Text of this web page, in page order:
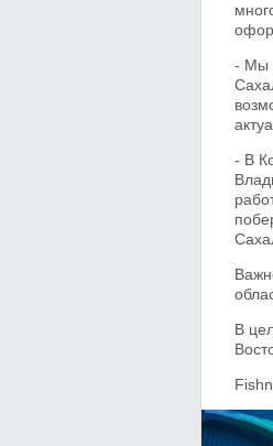
- Мы
- В
В